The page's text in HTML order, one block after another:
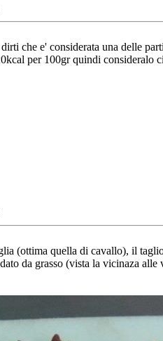
che e' considerata una delle
per 100gr quindi consideralo
(ottima quella di cavallo), il
da grasso (vista la vicinaza